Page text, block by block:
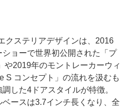
ステリアデザインは、2016
ョーで世界初公開された「プ
や2019年のモントレーカーウィ
S コンセプト」の流れを汲むも
した4ドアスタイルが特徴。
ースは3.7インチ長くなり、全